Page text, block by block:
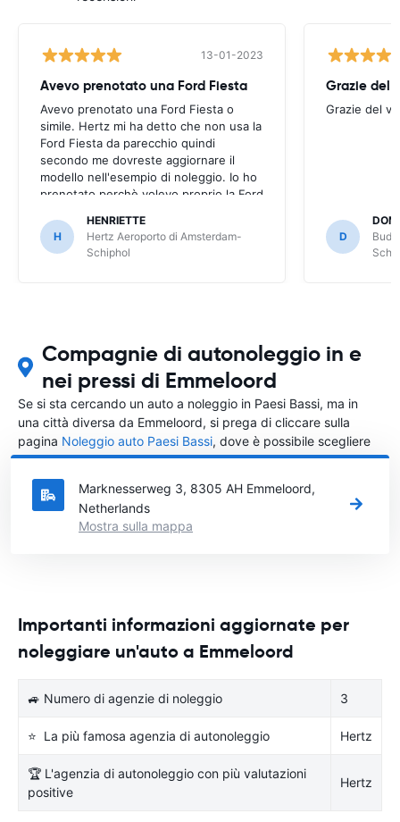
13-01-2023
Avevo prenotato una Ford Fiesta
Avevo prenotato una Ford Fiesta o
simile. Hertz mi ha detto che non usa la
Ford Fiesta da parecchio quindi
secondo me dovreste aggiornare il
modello nell'esempio di noleggio. Io ho
prenotato perchè volevo proprio la Ford
che non mi piace ed è più piccola come
bagagliaio. Se l'avessi saputo non l'avrei
H
HENRIETTE
Hertz Aeroporto di Amsterdam-
Schiphol
Grazie del
Grazie del
D
Compagnie di autonoleggio in e
nei pressi di Emmeloord
Se si sta cercando un auto a noleggio in Paesi Bassi, ma in
una città diversa da Emmeloord, si prega di cliccare sulla
pagina Noleggio auto Paesi Bassi, dove è possibile scegliere
in quale città in Paesi Bassi si vuole noleggiare l'auto.
Marknesserweg 3, 8305 AH Emmeloord,
Netherlands
Mostra sulla mappa
Importanti informazioni aggiornate per
noleggiare un'auto a Emmeloord
🚙 Numero di agenzie di noleggio 3
⭐ La più famosa agenzia di autonoleggio Hertz
🏆 L'agenzia di autonoleggio con più valutazioni
positive
Hertz